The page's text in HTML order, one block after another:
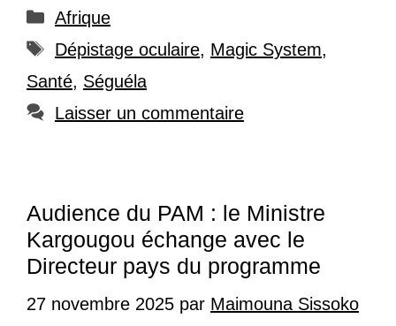
Catégories
Afrique
Étiquettes
Dépistage oculaire, Magic System,
Santé, Séguéla
Laisser un commentaire
Audience du PAM : le Ministre
Kargougou échange avec le
Directeur pays du programme
27 novembre 2025 par Maimouna Sissoko